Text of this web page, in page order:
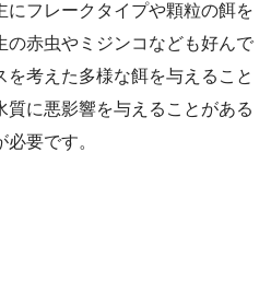
にフレークタイプや顆粒の餌を
の赤虫やミジンコなども好んで
考えた多様な餌を与えること
質に悪影響を与えることがある
要です。